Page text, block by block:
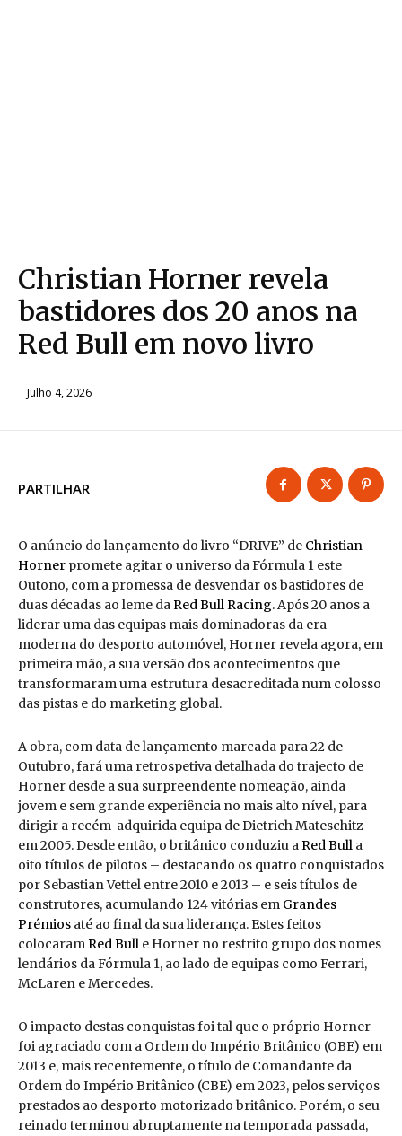
Christian Horner revela
bastidores dos 20 anos na
Red Bull em novo livro
Julho 4, 2026
PARTILHAR
O anúncio do lançamento do livro “DRIVE” de Christian
Horner promete agitar o universo da Fórmula 1 este
Outono, com a promessa de desvendar os bastidores de
duas décadas ao leme daRed BullRacing. Após 20 anos a
liderar uma das equipas mais dominadoras da era
moderna do desporto automóvel, Horner revela agora, em
primeira mão, a sua versão dos acontecimentos que
transformaram uma estrutura desacreditada num colosso
das pistas e do marketing global.
A obra, com data de lançamento marcada para 22 de
Outubro, fará uma retrospetiva detalhada do trajecto de
Horner desde a sua surpreendente nomeação, ainda
jovem e sem grande experiência no mais alto nível, para
dirigir a recém-adquirida equipa de Dietrich Mateschitz
em 2005. Desde então, o britânico conduziu aRed Bull a
oito títulos de pilotos – destacando os quatro conquistados
por Sebastian Vettel entre 2010 e 2013 – e seis títulos de
construtores, acumulando 124 vitórias em Grandes
Prémios até ao final da sua liderança. Estes feitos
colocaramRed Bull e Horner no restrito grupo dos nomes
lendários da Fórmula 1, ao lado de equipas como Ferrari,
McLaren e Mercedes.
O impacto destas conquistas foi tal que o próprio Horner
foi agraciado com a Ordem do Império Britânico (OBE) em
2013 e, mais recentemente, o título de Comandante da
Ordem do Império Britânico (CBE) em 2023, pelos serviços
prestados ao desporto motorizado britânico. Porém, o seu
reinado terminou abruptamente na temporada passada,